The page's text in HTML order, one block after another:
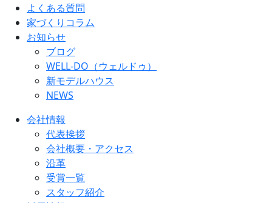
よくある質問
家づくりコラム
お知らせ
ブログ
WELL-DO（ウェルドゥ）
新モデルハウス
NEWS
会社情報
代表挨拶
会社概要・アクセス
沿革
受賞一覧
スタッフ紹介